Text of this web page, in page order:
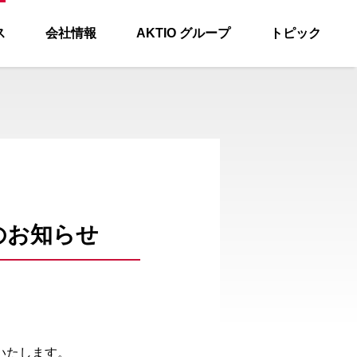
会社情報 AKTIO グループ トピック
お知らせ
します。